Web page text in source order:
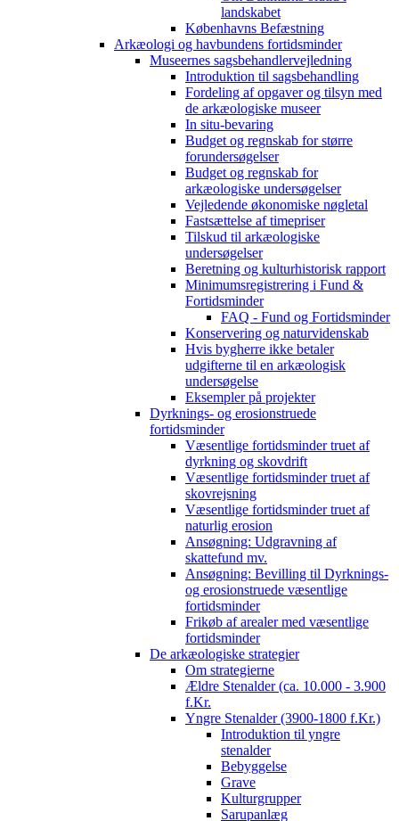
landskabet
Københavns Befæstning
Arkæologi og havbundens fortidsminder
Museernes sagsbehandlervejledning
Introduktion til sagsbehandling
Fordeling af opgaver og tilsyn med
de arkæologiske museer
In situ-bevaring
Budget og regnskab for større
forundersøgelser
Budget og regnskab for
arkæologiske undersøgelser
Vejledende økonomiske nøgletal
Fastsættelse af timepriser
Tilskud til arkæologiske
undersøgelser
Beretning og kulturhistorisk rapport
Minimumsregistrering i Fund &
Fortidsminder
FAQ - Fund og Fortidsminder
Konservering og naturvidenskab
Hvis bygherre ikke betaler
udgifterne til en arkæologisk
undersøgelse
Eksempler på projekter
Dyrknings- og erosionstruede
fortidsminder
Væsentlige fortidsminder truet af
dyrkning og skovdrift
Væsentlige fortidsminder truet af
skovrejsning
Væsentlige fortidsminder truet af
naturlig erosion
Ansøgning: Udgravning af
skattefund mv.
Ansøgning: Bevilling til Dyrknings-
og erosionstruede væsentlige
fortidsminder
Frikøb af arealer med væsentlige
fortidsminder
De arkæologiske strategier
Om strategierne
Ældre Stenalder (ca. 10.000 - 3.900
f.Kr.
Yngre Stenalder (3900-1800 f.Kr.)
Introduktion til yngre
stenalder
Bebyggelse
Grave
Kulturgrupper
Sarupanlæg